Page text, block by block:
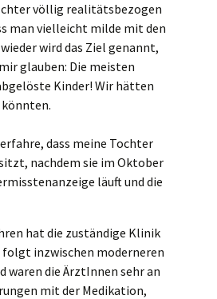
völlig realitätsbezogen
man vielleicht milde mit den
wird das Ziel genannt,
glauben: Die meisten
Kinder! Wir hätten
könnten.
dass meine Tochter
nachdem sie im Oktober
läuft und die
hat die zuständige Klinik
inzwischen moderneren
waren die ÄrztInnen sehr an
mit der Medikation,